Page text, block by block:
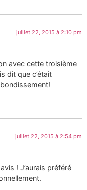
juillet 22, 2015 à 2:10 pm
avec cette troisième
dit que c’était
juillet 22, 2015 à 2:54 pm
! J’aurais préféré